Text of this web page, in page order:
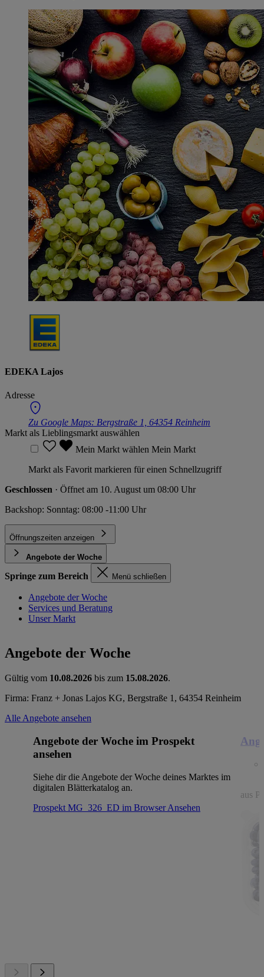
EDEKA Lajos
Adresse
Zu Google Maps: Bergstraße 1, 64354 Reinheim
Markt als Lieblingsmarkt auswählen
Mein Markt wählen Mein Markt
Markt als Favorit markieren für einen Schnellzugriff
Geschlossen · Öffnet am 10. August um 08:00 Uhr
Backshop: Sonntag: 08:00 -11:00 Uhr
Öffnungszeiten anzeigen
Angebote der Woche
Springe zum Bereich Menü schließen
Angebote der Woche
Services und Beratung
Unser Markt
Angebote der Woche
Gültig vom 10.08.2026 bis zum 15.08.2026.
Firma: Franz + Jonas Lajos KG, Bergstraße 1, 64354 Reinheim
Alle Angebote ansehen
Angebote der Woche im Prospekt
ansehen
Siehe dir die Angebote der Woche deines Marktes im
digitalen Blätterkatalog an.
Prospekt MG_326_ED im BrowserAnsehen
aus